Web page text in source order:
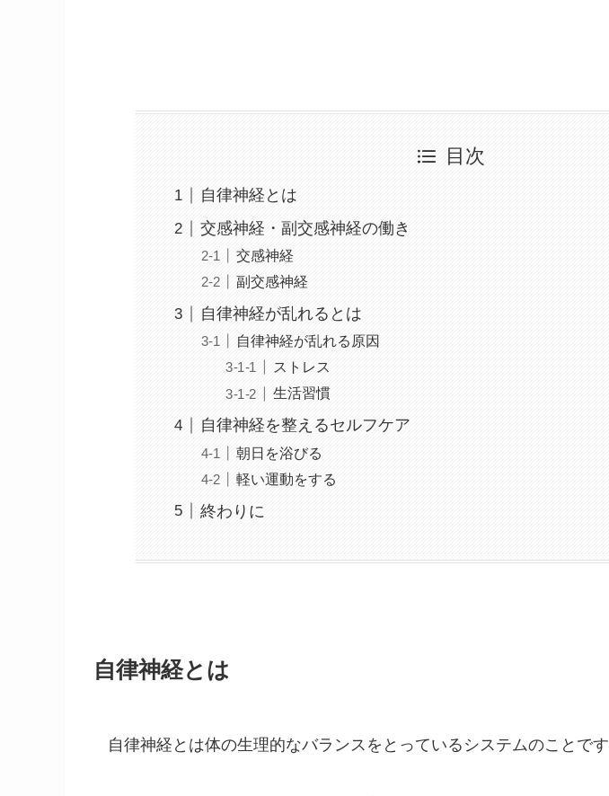
目次
自律神経とは
交感神経・副交感神経の働き
交感神経
副交感神経
自律神経が乱れるとは
自律神経が乱れる原因
ストレス
生活習慣
自律神経を整えるセルフケア
朝日を浴びる
軽い運動をする
終わりに
自律神経とは
自律神経とは体の生理的なバランスをとっているシステムのことです